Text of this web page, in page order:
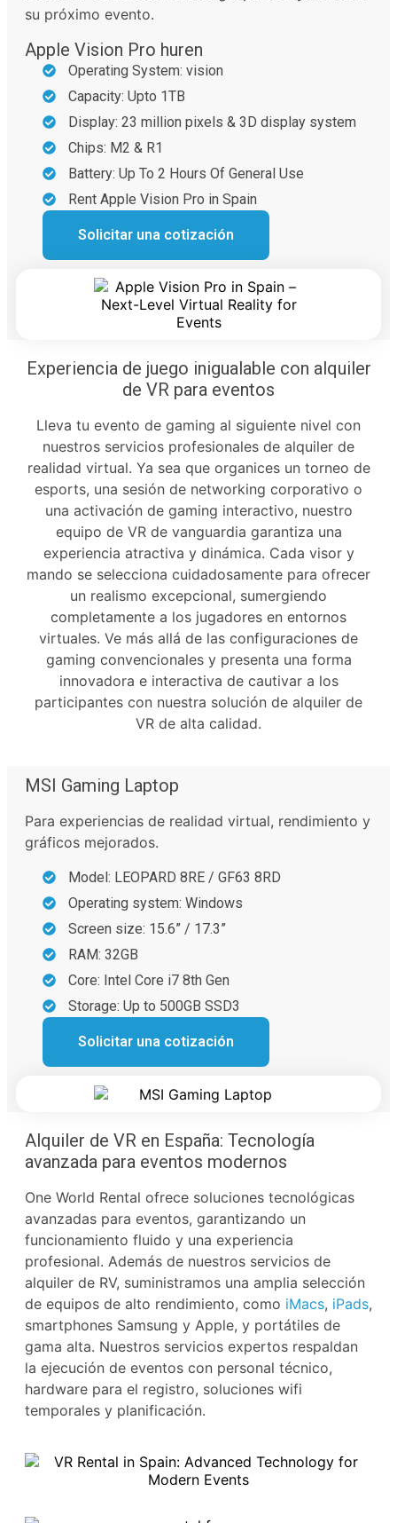
su próximo evento.
Apple Vision Pro huren
Operating System: vision
Capacity: Upto 1TB
Display: 23 million pixels & 3D display system
Chips: M2 & R1
Battery: Up To 2 Hours Of General Use
Rent Apple Vision Pro in Spain
Solicitar una cotización
Experiencia de juego inigualable con alquiler
de VR para eventos
Lleva tu evento de gaming al siguiente nivel con
nuestros servicios profesionales de alquiler de
realidad virtual. Ya sea que organices un torneo de
esports, una sesión de networking corporativo o
una activación de gaming interactivo, nuestro
equipo de VR de vanguardia garantiza una
experiencia atractiva y dinámica. Cada visor y
mando se selecciona cuidadosamente para ofrecer
un realismo excepcional, sumergiendo
completamente a los jugadores en entornos
virtuales. Ve más allá de las configuraciones de
gaming convencionales y presenta una forma
innovadora e interactiva de cautivar a los
participantes con nuestra solución de alquiler de
VR de alta calidad.
MSI Gaming Laptop
Para experiencias de realidad virtual, rendimiento y
gráficos mejorados.
Model: LEOPARD 8RE / GF63 8RD
Operating system: Windows
Screen size: 15.6” / 17.3”
RAM: 32GB
Core: Intel Core i7 8th Gen
Storage: Up to 500GB SSD3
Solicitar una cotización
Alquiler de VR en España: Tecnología
avanzada para eventos modernos
One World Rental ofrece soluciones tecnológicas
avanzadas para eventos, garantizando un
funcionamiento fluido y una experiencia
profesional. Además de nuestros servicios de
alquiler de RV, suministramos una amplia selección
de equipos de alto rendimiento, como iMacs, iPads,
smartphones Samsung y Apple, y portátiles de
gama alta. Nuestros servicios expertos respaldan
la ejecución de eventos con personal técnico,
hardware para el registro, soluciones wifi
temporales y planificación.